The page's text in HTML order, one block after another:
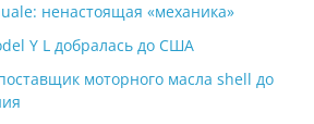
ненастоящая «механика»
Y L добралась до США
моторного масла shell до